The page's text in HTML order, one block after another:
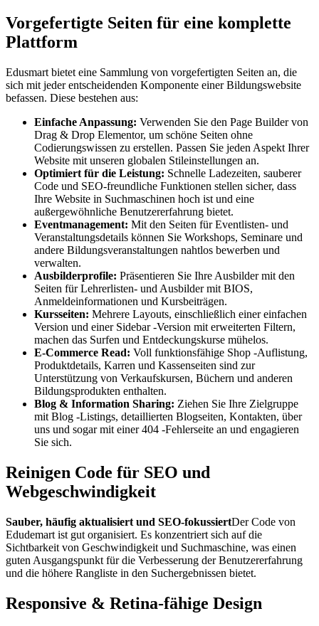
Vorgefertigte Seiten für eine komplette
Plattform
Edusmart bietet eine Sammlung von vorgefertigten Seiten an, die
sich mit jeder entscheidenden Komponente einer Bildungswebsite
befassen. Diese bestehen aus:
Einfache Anpassung: Verwenden Sie den Page Builder von
Drag & Drop Elementor, um schöne Seiten ohne
Codierungswissen zu erstellen. Passen Sie jeden Aspekt Ihrer
Website mit unseren globalen Stileinstellungen an.
Optimiert für die Leistung: Schnelle Ladezeiten, sauberer
Code und SEO-freundliche Funktionen stellen sicher, dass
Ihre Website in Suchmaschinen hoch ist und eine
außergewöhnliche Benutzererfahrung bietet.
Eventmanagement: Mit den Seiten für Eventlisten- und
Veranstaltungsdetails können Sie Workshops, Seminare und
andere Bildungsveranstaltungen nahtlos bewerben und
verwalten.
Ausbilderprofile: Präsentieren Sie Ihre Ausbilder mit den
Seiten für Lehrerlisten- und Ausbilder mit BIOS,
Anmeldeinformationen und Kursbeiträgen.
Kursseiten: Mehrere Layouts, einschließlich einer einfachen
Version und einer Sidebar -Version mit erweiterten Filtern,
machen das Surfen und Entdeckungskurse mühelos.
E-Commerce Read: Voll funktionsfähige Shop -Auflistung,
Produktdetails, Karren und Kassenseiten sind zur
Unterstützung von Verkaufskursen, Büchern und anderen
Bildungsprodukten enthalten.
Blog & Information Sharing: Ziehen Sie Ihre Zielgruppe
mit Blog -Listings, detaillierten Blogseiten, Kontakten, über
uns und sogar mit einer 404 -Fehlerseite an und engagieren
Sie sich.
Reinigen Code für SEO und
Webgeschwindigkeit
Sauber, häufig aktualisiert und SEO-fokussiertDer Code von
Edudemart ist gut organisiert. Es konzentriert sich auf die
Sichtbarkeit von Geschwindigkeit und Suchmaschine, was einen
guten Ausgangspunkt für die Verbesserung der Benutzererfahrung
und die höhere Rangliste in den Suchergebnissen bietet.
Responsive & Retina-fähige Design